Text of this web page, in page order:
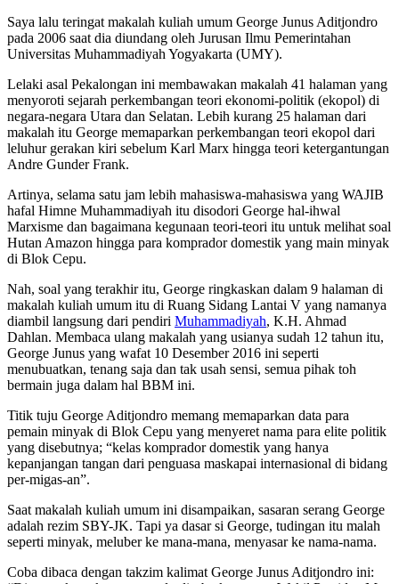
Saya lalu teringat makalah kuliah umum George Junus Aditjondro
pada 2006 saat dia diundang oleh Jurusan Ilmu Pemerintahan
Universitas Muhammadiyah Yogyakarta (UMY).
Lelaki asal Pekalongan ini membawakan makalah 41 halaman yang
menyoroti sejarah perkembangan teori ekonomi-politik (ekopol) di
negara-negara Utara dan Selatan. Lebih kurang 25 halaman dari
makalah itu George memaparkan perkembangan teori ekopol dari
leluhur gerakan kiri sebelum Karl Marx hingga teori ketergantungan
Andre Gunder Frank.
Artinya, selama satu jam lebih mahasiswa-mahasiswa yang WAJIB
hafal Himne Muhammadiyah itu disodori George hal-ihwal
Marxisme dan bagaimana kegunaan teori-teori itu untuk melihat soal
Hutan Amazon hingga para komprador domestik yang main minyak
di Blok Cepu.
Nah, soal yang terakhir itu, George ringkaskan dalam 9 halaman di
makalah kuliah umum itu di Ruang Sidang Lantai V yang namanya
diambil langsung dari pendiri Muhammadiyah, K.H. Ahmad
Dahlan. Membaca ulang makalah yang usianya sudah 12 tahun itu,
George Junus yang wafat 10 Desember 2016 ini seperti
menubuatkan, tenang saja dan tak usah sensi, semua pihak toh
bermain juga dalam hal BBM ini.
Titik tuju George Aditjondro memang memaparkan data para
pemain minyak di Blok Cepu yang menyeret nama para elite politik
yang disebutnya; “kelas komprador domestik yang hanya
kepanjangan tangan dari penguasa maskapai internasional di bidang
per-migas-an”.
Saat makalah kuliah umum ini disampaikan, sasaran serang George
adalah rezim SBY-JK. Tapi ya dasar si George, tudingan itu malah
seperti minyak, meluber ke mana-mana, menyasar ke nama-nama.
Coba dibaca dengan takzim kalimat George Junus Aditjondro ini: